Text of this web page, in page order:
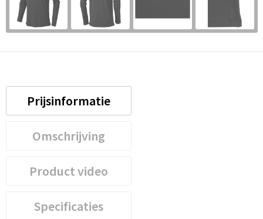
Prijsinformatie
Omschrijving
Product video
Specificaties